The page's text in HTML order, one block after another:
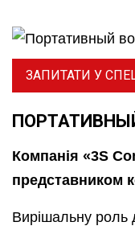
ЗАПИТАТИ У
Компанія «3S
представником
Вирішальну роль